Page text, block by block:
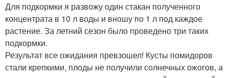
Для подкормки я развожу один стакан полученного
концентрата в 10 л воды и вношу по 1 л под каждое
растение. За летний сезон было проведено три таких
подкормки.
Результат все ожидания превзошел! Кусты помидоров
стали крепкими, плоды не получили солнечных ожогов, а